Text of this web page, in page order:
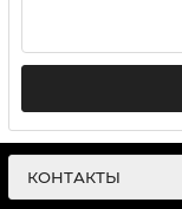
КОНТАКТЫ